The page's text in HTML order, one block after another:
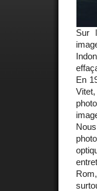
Sur
En